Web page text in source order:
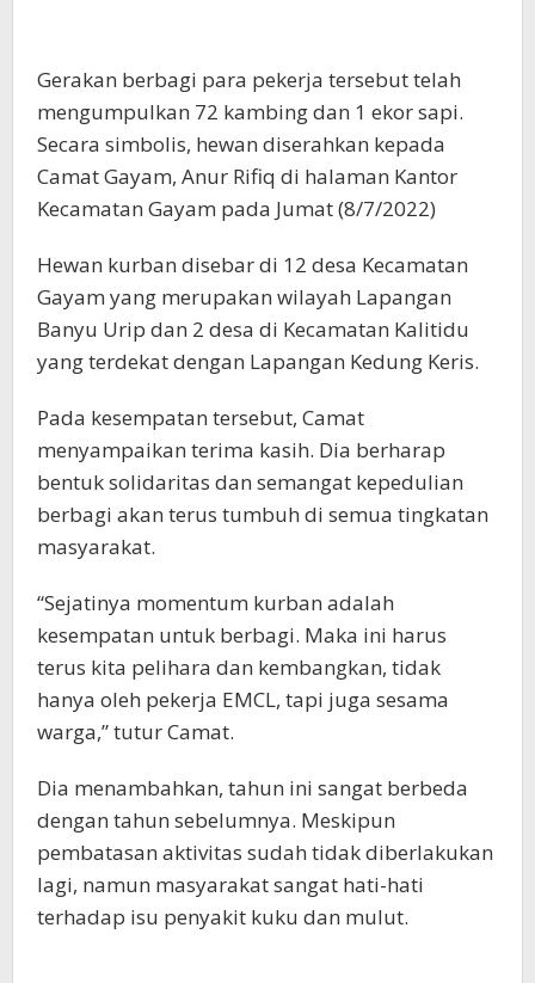
Gerakan berbagi para pekerja tersebut telah
mengumpulkan 72 kambing dan 1 ekor sapi.
Secara simbolis, hewan diserahkan kepada
Camat Gayam, Anur Rifiq di halaman Kantor
Kecamatan Gayam pada Jumat (8/7/2022)
Hewan kurban disebar di 12 desa Kecamatan
Gayam yang merupakan wilayah Lapangan
Banyu Urip dan 2 desa di Kecamatan Kalitidu
yang terdekat dengan Lapangan Kedung Keris.
Pada kesempatan tersebut, Camat
menyampaikan terima kasih. Dia berharap
bentuk solidaritas dan semangat kepedulian
berbagi akan terus tumbuh di semua tingkatan
masyarakat.
“Sejatinya momentum kurban adalah
kesempatan untuk berbagi. Maka ini harus
terus kita pelihara dan kembangkan, tidak
hanya oleh pekerja EMCL, tapi juga sesama
warga,” tutur Camat.
Dia menambahkan, tahun ini sangat berbeda
dengan tahun sebelumnya. Meskipun
pembatasan aktivitas sudah tidak diberlakukan
lagi, namun masyarakat sangat hati-hati
terhadap isu penyakit kuku dan mulut.